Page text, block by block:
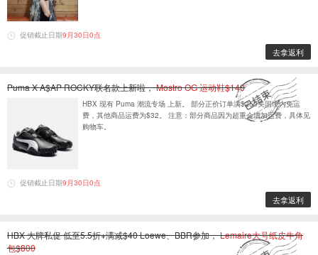
促销截止日期9月30日0点
去拿返利
Puma X A$AP ROCKY联名款上新啦，Mostro OG 运动鞋$140
HBX 现有 Puma 潮流专场 上新。 部分正价订单满$250美国境内免运
费，其他商品运费为$32。 注意：部分商品因为超重会增加运费，具体见
购物车。
促销截止日期9月30日0点
去拿返利
HBX 大牌私促 低至5.5折+满减$40 Loewe、BBR参加，Lemaire大号纸皮牛角
包$800